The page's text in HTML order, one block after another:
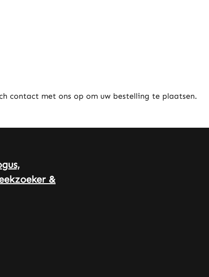
contact met ons op om uw bestelling te plaatsen.
&